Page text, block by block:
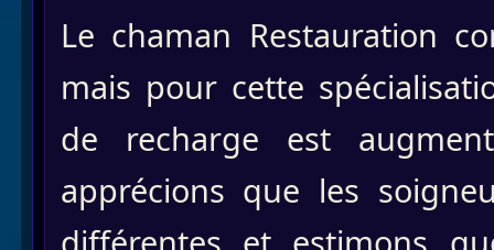
Le chaman Restauration
mais pour cette
de recharge est
apprécions que les
différentes et estimons